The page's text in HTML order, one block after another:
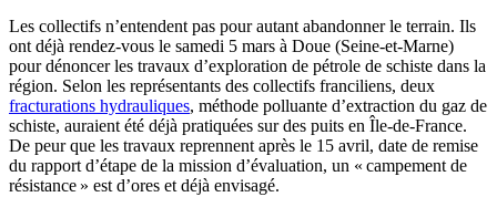
Les collectifs n’entendent pas pour autant abandonner le terrain. Ils
ont déjà rendez-vous le samedi 5 mars à Doue (Seine-et-Marne)
pour dénoncer les travaux d’exploration de pétrole de schiste dans la
région. Selon les représentants des collectifs franciliens, deux
fracturations hydrauliques, méthode polluante d’extraction du gaz de
schiste, auraient été déjà pratiquées sur des puits en Île-de-France.
De peur que les travaux reprennent après le 15 avril, date de remise
du rapport d’étape de la mission d’évaluation, un « campement de
résistance » est d’ores et déjà envisagé.